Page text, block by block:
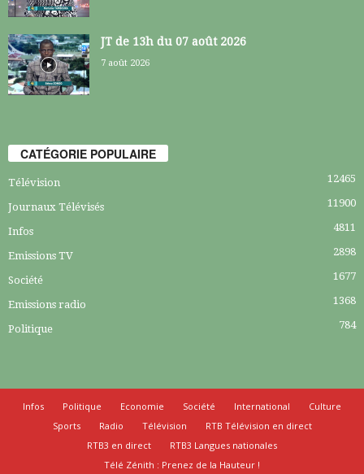
JT de 13h du 07 août 2026
7 août 2026
CATÉGORIE POPULAIRE
Télévision 12465
Journaux Télévisés 11900
Infos 4811
Emissions TV 2898
Société 1677
Emissions radio 1368
Politique 784
Infos Politique Economie Société International
Culture
Sports
Radio Télévision
RTB Télévision en direct
RTB3 en direct
RTB3 Langues nationales
Télé Zénith : Prenez de la Hauteur !